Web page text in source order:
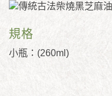
規格
小瓶：(260ml)